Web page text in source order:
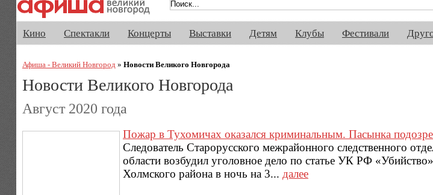
Кино Спектакли Концерты Выставки Детям Клубы Фестивали
Афиша - Великий Новгород » Новости Великого Новгорода
Новости Великого Новгорода
Август 2020 года
Пожар в Тухомичах оказался криминальным. Пасынка
Следователь Старорусского межрайонного следственного
области возбудил уголовное дело по статье УК РФ
Холмского района в ночь на 3... далее